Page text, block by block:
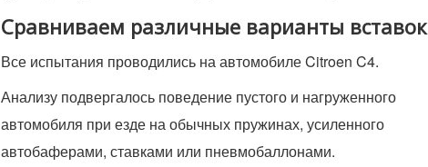
Сравниваем различные варианты вставок
Все испытания проводились на автомобиле Citroen C4.
Анализу подвергалось поведение пустого и нагруженного
автомобиля при езде на обычных пружинах, усиленного
автобаферами, ставками или пневмобаллонами.